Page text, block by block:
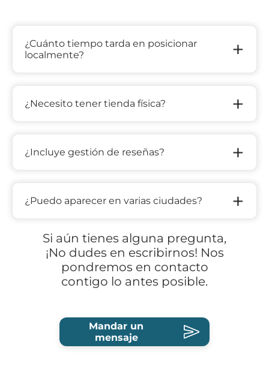
Si aún tienes alguna pregunta,
¡No dudes en escribirnos! Nos
pondremos en contacto
contigo lo antes posible.
Mandar un
mensaje
¿Cuánto tiempo tarda en posicionar
localmente?
+
¿Necesito tener tienda física? +
¿Incluye gestión de reseñas? +
¿Puedo aparecer en varias ciudades? +